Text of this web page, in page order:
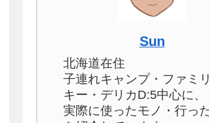
Sun
北海道在住
子連れキャンプ・ファミ
キー・デリカD:5中心に、
実際に使ったモノ・行っ